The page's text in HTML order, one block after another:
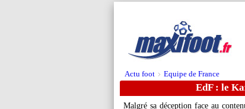
Actu foot > Equipe de France
EdF : le
Malgré sa déception face au